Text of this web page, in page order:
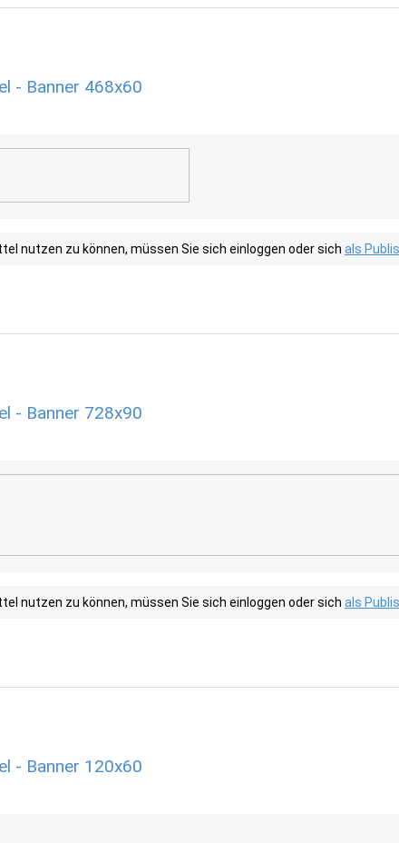
- Banner 468x60
nutzen zu können, müssen Sie sich einloggen oder sich als
- Banner 728x90
nutzen zu können, müssen Sie sich einloggen oder sich als
- Banner 120x60